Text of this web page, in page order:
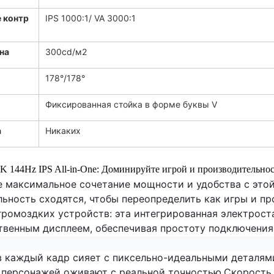
IPS 1000:1/ VA 3000:1
300cd/м2
178°/178°
Фиксированная стойка в форме буквы V
Никаких
144Hz IPS All-in-One: Доминируйте игрой и
максимальное сочетание мощности и удобства с
сходятся, чтобы переопределить как игры и
устройств: эта интегрированная
дисплеем, обеспечивая простоту
каждый кадр сияет с пиксельно-идеальными